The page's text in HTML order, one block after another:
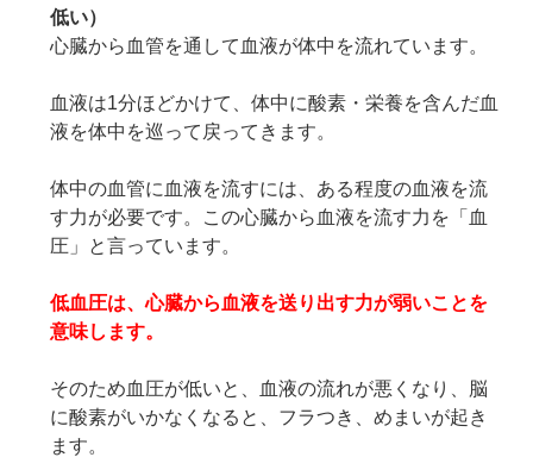
低い）
心臓から血管を通して血液が体中を流れています。
血液は1分ほどかけて、体中に酸素・栄養を含んだ血
液を体中を巡って戻ってきます。
体中の血管に血液を流すには、ある程度の血液を流
す力が必要です。この心臓から血液を流す力を「血
圧」と言っています。
低血圧は、心臓から血液を送り出す力が弱いことを
意味します。
そのため血圧が低いと、血液の流れが悪くなり、脳
に酸素がいかなくなると、フラつき、めまいが起き
ます。